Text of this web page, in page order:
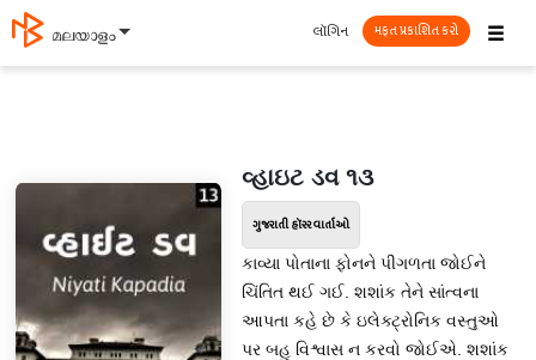
മലയാളം ☰
લૉગિન મફત પ્રકાશિત કરો
વ્હાઇટ ડવ ૧૩
ગુજરાતી હૉરર વાર્તાઓ
કાવ્યા પોતાના ફોનને પીગળતા જોઈને
ચિંતિત થઈ ગઈ. શશાંક તેને સાંત્વના
આપતા કહે છે કે ઇલેક્ટ્રોનિક વસ્તુઓ
પર બહુ વિશ્વાસ ન કરવો જોઈએ. શશાંક